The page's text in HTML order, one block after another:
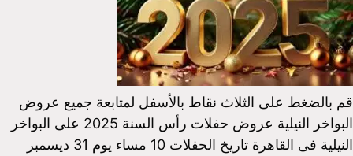
قم بالضغط على الثلاث نقاط بالأسفل لمتابعة جميع عروض
البواخر النيلية عروض حفلات رأس السنة 2025 على البواخر
النيلية فى القاهرة تاريخ الحفلات 10 مساء يوم 31 ديسمبر